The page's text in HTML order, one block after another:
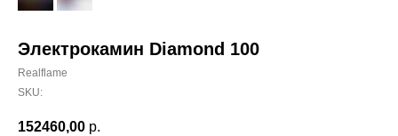
Электрокамин Diamond 100
Realflame
SKU:
152460,00 р.